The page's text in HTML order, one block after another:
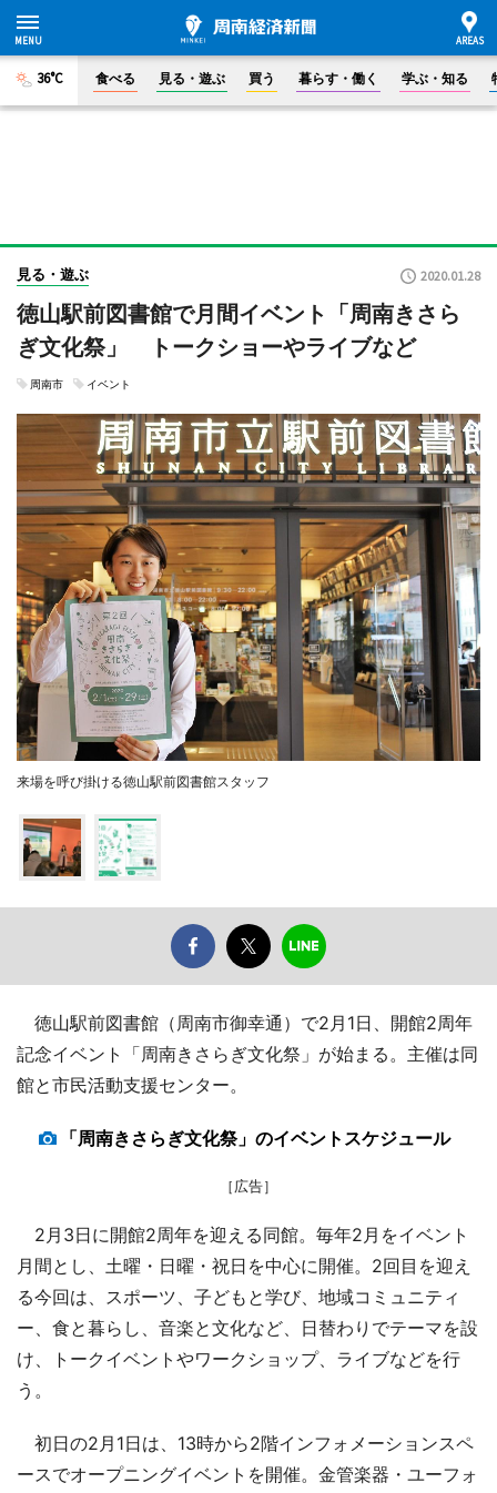
36°C 食べる 見る・遊ぶ 買う 暮らす・働く 学ぶ・知る
見る・遊ぶ 2020.01.28
徳山駅前図書館で月間イベント「周南きさら
ぎ文化祭」 トークショーやライブなど
周南市 イベント
来場を呼び掛ける徳山駅前図書館スタッフ
徳山駅前図書館（周南市御幸通）で2月1日、開館2周年
記念イベント「周南きさらぎ文化祭」が始まる。主催は同
館と市民活動支援センター。
「周南きさらぎ文化祭」のイベントスケジュール
［広告］
2月3日に開館2周年を迎える同館。毎年2月をイベント
月間とし、土曜・日曜・祝日を中心に開催。2回目を迎え
る今回は、スポーツ、子どもと学び、地域コミュニティ
ー、食と暮らし、音楽と文化など、日替わりでテーマを設
け、トークイベントやワークショップ、ライブなどを行
う。
初日の2月1日は、13時から2階インフォメーションスペ
ースでオープニングイベントを開催。金管楽器・ユーフォ